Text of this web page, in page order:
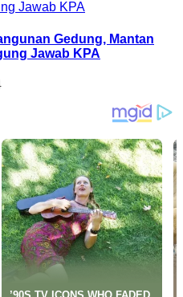
Gedung, Mantan
Jawab KPA